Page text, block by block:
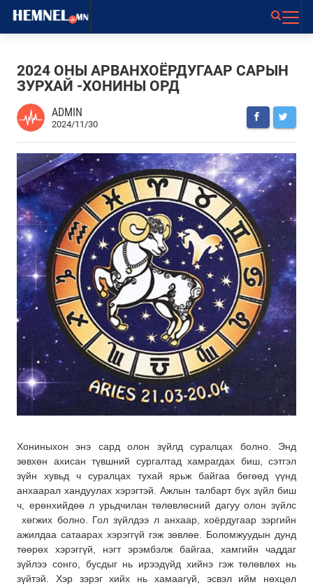
​2024 ОНЫ АРВАНХОЁРДУГААР САРЫН
ЗУРХАЙ -ХОНИНЫ ОРД
ADMIN
2024/11/30
Хониныхон энэ сард олон зүйлд суралцах болно. Энд
зөвхөн ахисан түвшний сургалтад хамрагдах биш, сэтгэл
зүйн хувьд ч суралцах тухай ярьж байгаа бөгөөд үүнд
анхаарал хандуулах хэрэгтэй. Ажлын талбарт бүх зүйл биш
ч, ерөнхийдөө л урьдчилан төлөвлөсний дагуу олон зүйлс
хөгжих болно. Гол зүйлдээ л анхаар, хоёрдугаар зэргийн
ажилдаа сатаарах хэрэггүй гэж зөвлөе. Боломжуудын дунд
төөрөх хэрэггүй, нэгт эрэмбэлж байгаа, хамгийн чаддаг
зүйлээ сонго, бусдыг нь ирээдүйд хийнэ гэж төлөвлөх нь
зүйтэй. Хэр зэрэг хийх нь хамаагүй, эсвэл ийм нөхцөл